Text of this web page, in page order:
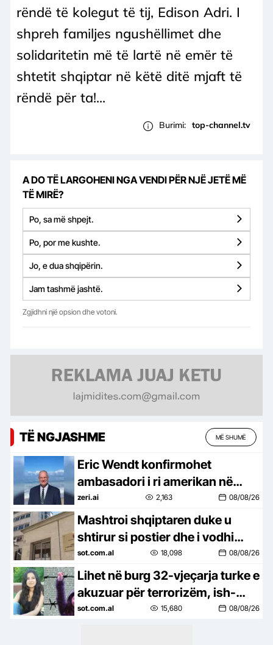
rëndë të kolegut të tij, Edison Adri. I
shpreh familjes ngushëllimet dhe
solidaritetin më të lartë në emër të
shtetit shqiptar në këtë ditë mjaft të
rëndë për ta!...
Burimi: top-channel.tv
A DO TË LARGOHENI NGA VENDI PËR NJË JETË MË
TË MIRË?
Po, sa më shpejt.
Po, por me kushte.
Jo, e dua shqipërin.
Jam tashmë jashtë.
Zgjidhni një opsion dhe votoni.
TË NGJASHME MË SHUMË
Eric Wendt konfirmohet
ambasadori i ri amerikan në
Shqipëri! Ambasada e SHBA: E
presim me kënaqësi
zeri.ai 2,163 08/08/26
Mashtroi shqiptaren duke u
shtirur si postier dhe i vodhi
paratë, mbyllen hetimet për
nigerianin, çështja kalon për…
sot.com.al 18,098 08/08/26
Lihet në burg 32-vjeçarja turke e
akuzuar për terrorizëm, ish-
studentja që protestoi kundër
sot.com.al 15,680 08/08/26